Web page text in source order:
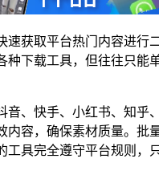
获取平台热门内容进
下载工具，但往往只
、快手、小红书、知
容，确保素材质量。
具完全遵守平台规则，